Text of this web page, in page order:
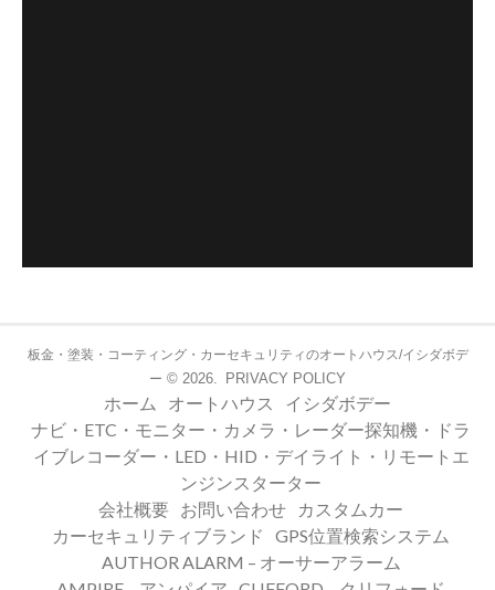
板金・塗装・コーティング・カーセキュリティのオートハウス/イシダボデ
ー © 2026. PRIVACY POLICY
ホーム オートハウス
イシダボデー
ナビ・ETC・モニター・カメラ・レーダー探知機・ドラ
イブレコーダー・LED・HID・デイライト・リモートエ
ンジンスターター
会社概要 お問い合わせ
カスタムカー
カーセキュリティブランド
GPS位置検索システム
AUTHOR ALARM – オーサーアラーム